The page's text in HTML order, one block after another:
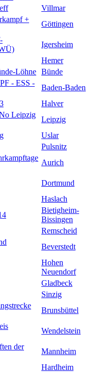
Villmar
+
Göttingen
Igersheim
Hemer
Löhne Bünde
- ESS -
Baden-Baden
Halver
Leipzig
Leipzig
Uslar
Pulsnitz
Aurich
Dortmund
Haslach
Bietigheim-
Bissingen
Remscheid
Beverstedt
Hohen
Neuendorf
Gladbeck
Sinzig
Brunsbüttel
Wendelstein
der
Mannheim
Hardheim